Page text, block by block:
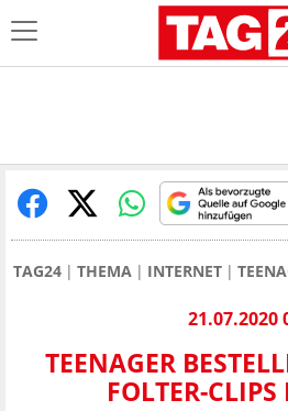
TAG24 THEMA INTERNET
21.07.2020
TEENAGER
FOLTER-